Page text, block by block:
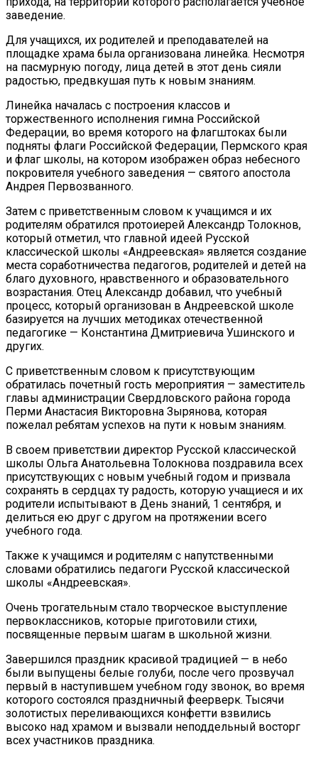
заведение.
Для учащихся, их родителей и преподавателей на
площадке храма была организована линейка. Несмотря
на пасмурную погоду, лица детей в этот день сияли
радостью, предвкушая путь к новым знаниям.
Линейка началась с построения классов и
торжественного исполнения гимна Российской
Федерации, во время которого на флагштоках были
подняты флаги Российской Федерации, Пермского края
и флаг школы, на котором изображен образ небесного
покровителя учебного заведения — святого апостола
Андрея Первозванного.
Затем с приветственным словом к учащимся и их
родителям обратился протоиерей Александр Толокнов,
который отметил, что главной идеей Русской
классической школы «Андреевская» является создание
места соработничества педагогов, родителей и детей на
благо духовного, нравственного и образовательного
возрастания. Отец Александр добавил, что учебный
процесс, который организован в Андреевской школе
базируется на лучших методиках отечественной
педагогике — Константина Дмитриевича Ушинского и
других.
С приветственным словом к присутствующим
обратилась почетный гость мероприятия — заместитель
главы администрации Свердловского района города
Перми Анастасия Викторовна Зырянова, которая
пожелал ребятам успехов на пути к новым знаниям.
В своем приветствии директор Русской классической
школы Ольга Анатольевна Толокнова поздравила всех
присутствующих с новым учебный годом и призвала
сохранять в сердцах ту радость, которую учащиеся и их
родители испытывают в День знаний, 1 сентября, и
делиться ею друг с другом на протяжении всего
учебного года.
Также к учащимся и родителям с напутственными
словами обратились педагоги Русской классической
школы «Андреевская».
Очень трогательным стало творческое выступление
первоклассников, которые приготовили стихи,
посвященные первым шагам в школьной жизни.
Завершился праздник красивой традицией — в небо
были выпущены белые голуби, после чего прозвучал
первый в наступившем учебном году звонок, во время
которого состоялся праздничный феерверк. Тысячи
золотистых переливающихся конфетти взвились
высоко над храмом и вызвали неподдельный восторг
всех участников праздника.